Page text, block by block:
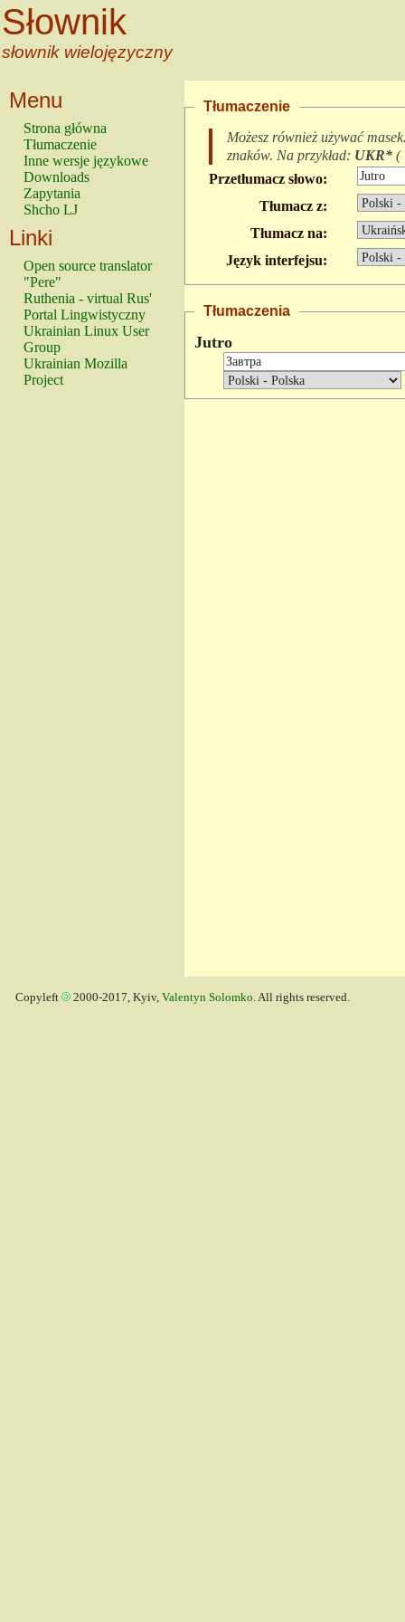
Słownik
słownik wielojęzyczny
Menu
Strona główna
Tłumaczenie
Inne wersje językowe
Downloads
Zapytania
Shcho LJ
Linki
Open source translator
"Pere"
Ruthenia - virtual Rus'
Portal Lingwistyczny
Ukrainian Linux User
Group
Ukrainian Mozilla
Project
Tłumaczenie
Możesz również używać
znaków. Na przykład: UKR* (
Przetłumacz słowo:
Tłumacz z:
Tłumacz na:
Język interfejsu:
Tłumaczenia
Jutro
Copyleft 2000-2017, Kyiv, Valentyn Solomko. All rights reserved.